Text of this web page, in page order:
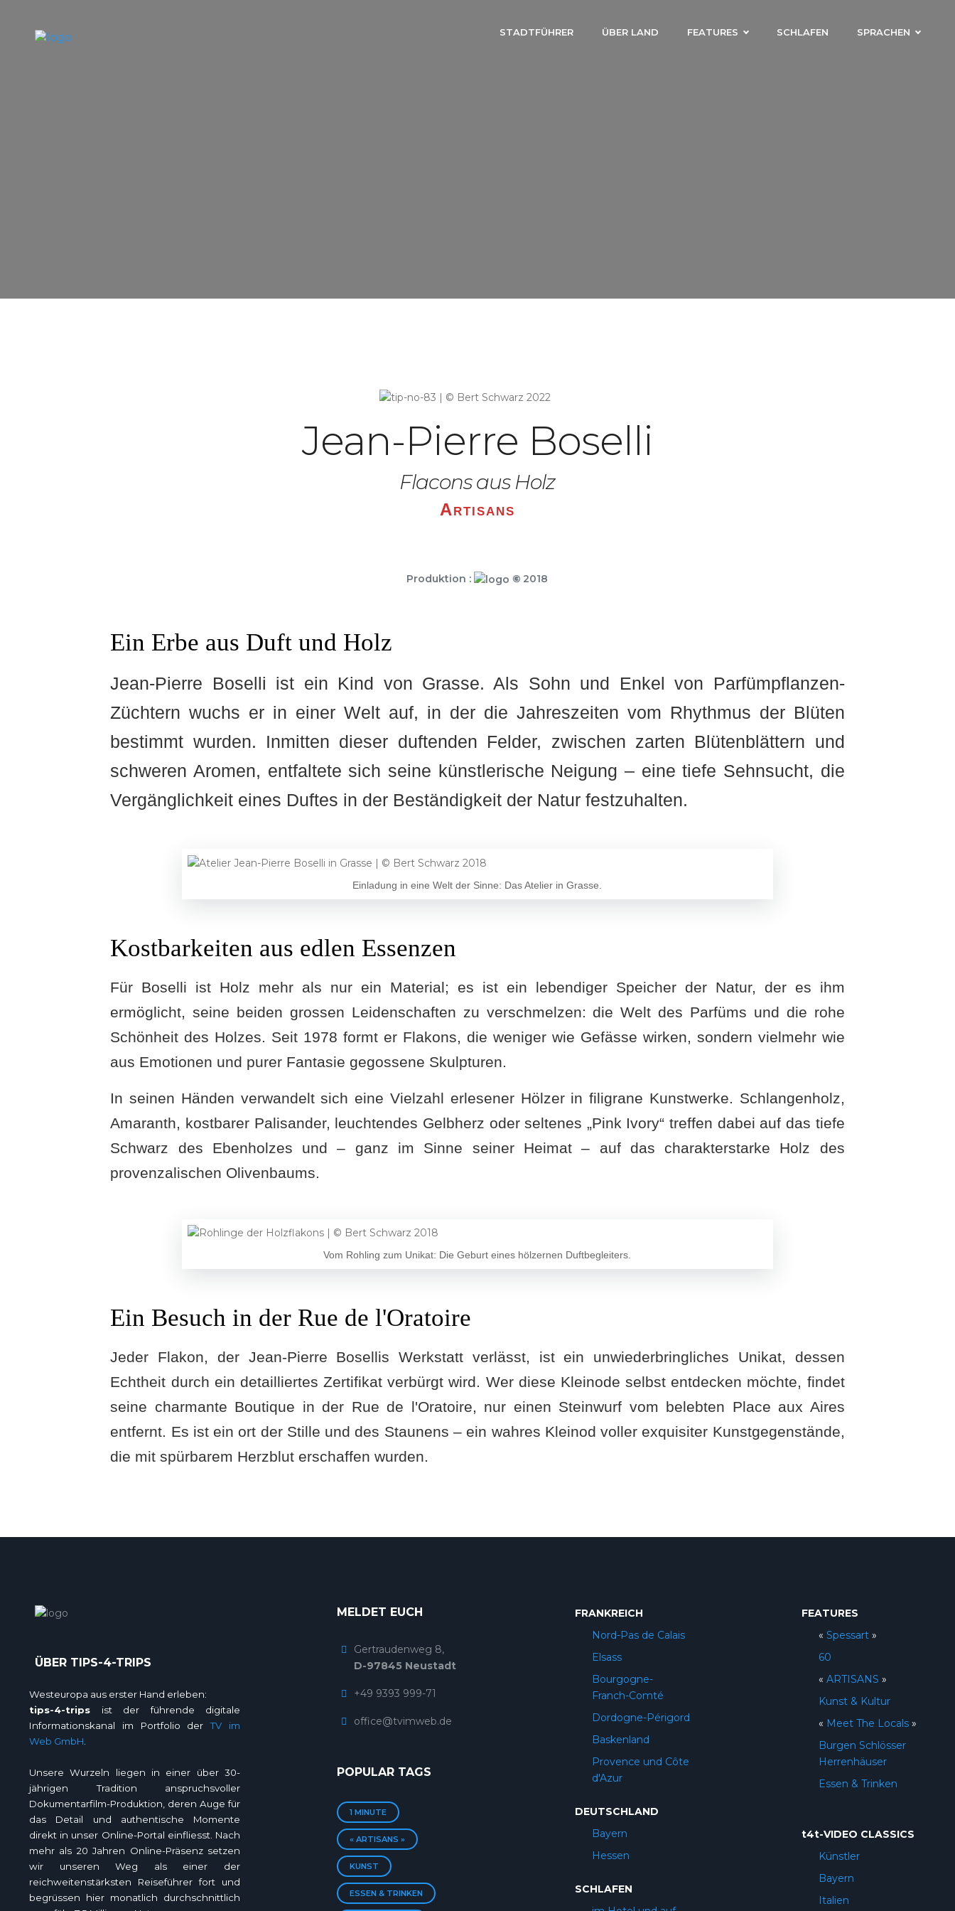
STADTFÜHRER ÜBER LAND FEATURES SCHLAFEN SPRACHEN
Jean-Pierre Boselli
Flacons aus Holz
Artisans
Produktion : © 2018
Ein Erbe aus Duft und Holz
Jean-Pierre Boselli ist ein Kind von Grasse. Als Sohn und Enkel von Parfümpflanzen-
Züchtern wuchs er in einer Welt auf, in der die Jahreszeiten vom Rhythmus der Blüten
bestimmt wurden. Inmitten dieser duftenden Felder, zwischen zarten Blütenblättern und
schweren Aromen, entfaltete sich seine künstlerische Neigung – eine tiefe Sehnsucht, die
Vergänglichkeit eines Duftes in der Beständigkeit der Natur festzuhalten.
Einladung in eine Welt der Sinne: Das Atelier in Grasse.
Kostbarkeiten aus edlen Essenzen
Für Boselli ist Holz mehr als nur ein Material; es ist ein lebendiger Speicher der Natur, der es ihm
ermöglicht, seine beiden grossen Leidenschaften zu verschmelzen: die Welt des Parfüms und die rohe
Schönheit des Holzes. Seit 1978 formt er Flakons, die weniger wie Gefässe wirken, sondern vielmehr wie
aus Emotionen und purer Fantasie gegossene Skulpturen.
In seinen Händen verwandelt sich eine Vielzahl erlesener Hölzer in filigrane Kunstwerke. Schlangenholz,
Amaranth, kostbarer Palisander, leuchtendes Gelbherz oder seltenes „Pink Ivory“ treffen dabei auf das tiefe
Schwarz des Ebenholzes und – ganz im Sinne seiner Heimat – auf das charakterstarke Holz des
provenzalischen Olivenbaums.
Vom Rohling zum Unikat: Die Geburt eines hölzernen Duftbegleiters.
Ein Besuch in der Rue de l'Oratoire
Jeder Flakon, der Jean-Pierre Bosellis Werkstatt verlässt, ist ein unwiederbringliches Unikat, dessen
Echtheit durch ein detailliertes Zertifikat verbürgt wird. Wer diese Kleinode selbst entdecken möchte, findet
seine charmante Boutique in der Rue de l'Oratoire, nur einen Steinwurf vom belebten Place aux Aires
entfernt. Es ist ein ort der Stille und des Staunens – ein wahres Kleinod voller exquisiter Kunstgegenstände,
die mit spürbarem Herzblut erschaffen wurden.
ÜBER TIPS-4-TRIPS
Westeuropa aus erster Hand erleben:
tips-4-trips ist der führende digitale
Informationskanal im Portfolio derTV im
Web GmbH.
Unsere Wurzeln liegen in einer über 30-
jährigen Tradition anspruchsvoller
Dokumentarfilm-Produktion, deren Auge für
das Detail und authentische Momente
direkt in unser Online-Portal einfliesst. Nach
mehr als 20 Jahren Online-Präsenz setzen
wir unseren Weg als einer der
reichweitenstärksten Reiseführer fort und
begrüssen hier monatlich durchschnittlich
MELDET EUCH
Gertraudenweg 8,
D-97845 Neustadt
+49 9393 999-71
office@tvimweb.de
POPULAR TAGS
1 MINUTE
« ARTISANS »
KUNST
ESSEN & TRINKEN
FRANKREICH
Nord-Pas de Calais
Elsass
Bourgogne-
Franch-Comté
Dordogne-Périgord
Baskenland
Provence und Côte
d'Azur
DEUTSCHLAND
Bayern
Hessen
SCHLAFEN
FEATURES
«Spessart»
60
«ARTISANS »
Kunst & Kultur
« Meet The Locals »
Burgen Schlösser
Herrenhäuser
Essen & Trinken
t4t-VIDEO CLASSICS
Künstler
Bayern
Italien